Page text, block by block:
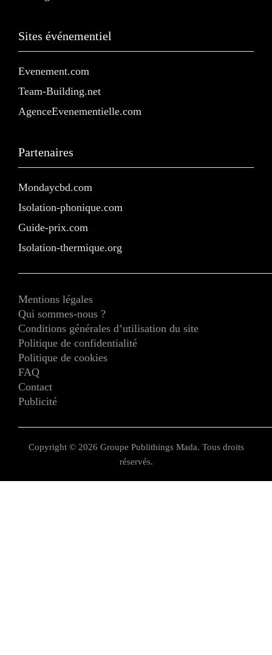
Sites événementiel
Evenement.com
Team-Building.net
AgenceEvenementielle.com
Partenaires
Mondaycbd.com
Isolation-phonique.com
Guide-prix.com
Isolation-thermique.org
Mentions légales
Qui sommes-nous ?
Conditions générales d’utilisation du site
Politique de confidentialité
Politique de cookies
FAQ
Contact
Publicité
Copyright © 2026 Groupe Publithings Mada. Tous droits
réservés.